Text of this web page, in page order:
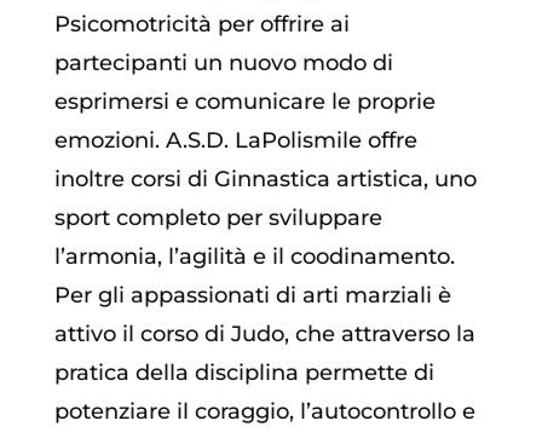
Psicomotricità per offrire ai
partecipanti un nuovo modo di
esprimersi e comunicare le proprie
emozioni. A.S.D. LaPolismile offre
inoltre corsi di Ginnastica artistica, uno
sport completo per sviluppare
l’armonia, l’agilità e il coodinamento.
Per gli appassionati di arti marziali è
attivo il corso di Judo, che attraverso la
pratica della disciplina permette di
potenziare il coraggio, l’autocontrollo e